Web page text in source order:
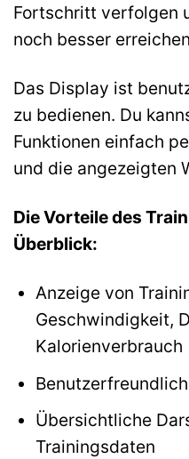
Fortschritt verfolgen
noch besser
Das Display ist
zu bedienen. Du
Funktionen einfach
und die angezeigten
Die Vorteile des
Überblick:
Anzeige von
Geschwindigkeit,
Kalorienverbrauch
Übersichtliche
Trainingsdaten